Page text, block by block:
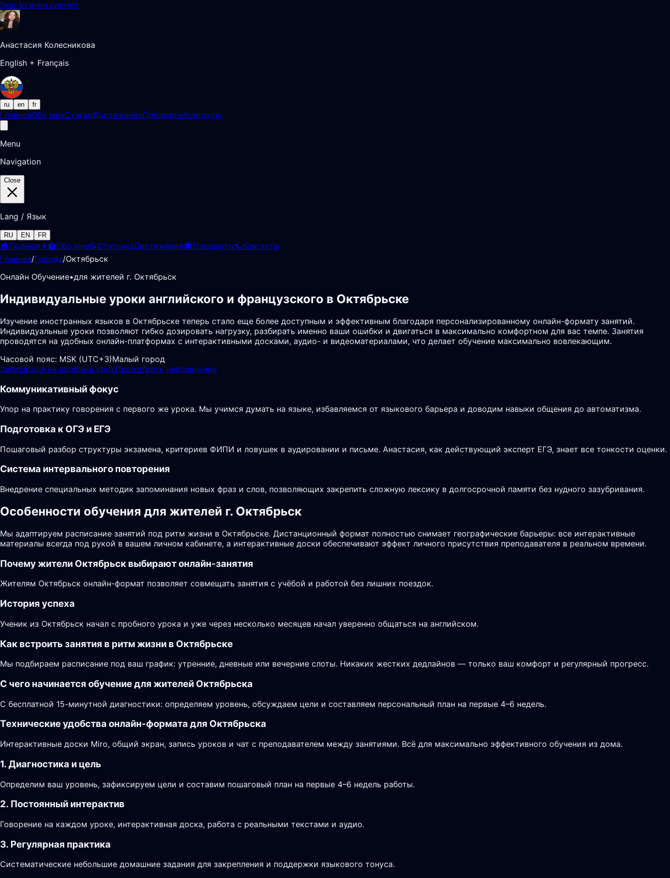
Skip to main content
Анастасия Колесникова
English + Français
ru en fr
ГлавнаяОбо мнеСтатьиДостиженияПредметыКонтакты
Menu
Navigation
Close
Lang / Язык
RU EN FR
🏠Главная 👩‍🏫Обо мне📝Статьи📜Достижения🎓Предметы📞Контакты
Главная/Города/Октябрьск
Онлайн Обучение•для жителей г. Октябрьск
Индивидуальные уроки английского и французского в Октябрьске
Изучение иностранных языков в Октябрьске теперь стало еще более доступным и эффективным благодаря персонализированному онлайн-формату занятий.
Индивидуальные уроки позволяют гибко дозировать нагрузку, разбирать именно ваши ошибки и двигаться в максимально комфортном для вас темпе. Занятия
проводятся на удобных онлайн-платформах с интерактивными досками, аудио- и видеоматериалами, что делает обучение максимально вовлекающим.
Часовой пояс: MSK (UTC+3)Малый город
Записаться на пробный урокПосмотреть направления
Коммуникативный фокус
Упор на практику говорения с первого же урока. Мы учимся думать на языке, избавляемся от языкового барьера и доводим навыки общения до автоматизма.
Подготовка к ОГЭ и ЕГЭ
Пошаговый разбор структуры экзамена, критериев ФИПИ и ловушек в аудировании и письме. Анастасия, как действующий эксперт ЕГЭ, знает все тонкости оценки.
Система интервального повторения
Внедрение специальных методик запоминания новых фраз и слов, позволяющих закрепить сложную лексику в долгосрочной памяти без нудного зазубривания.
Особенности обучения для жителей г. Октябрьск
Мы адаптируем расписание занятий под ритм жизни в Октябрьске. Дистанционный формат полностью снимает географические барьеры: все интерактивные
материалы всегда под рукой в вашем личном кабинете, а интерактивные доски обеспечивают эффект личного присутствия преподавателя в реальном времени.
Почему жители Октябрьск выбирают онлайн-занятия
Жителям Октябрьск онлайн-формат позволяет совмещать занятия с учёбой и работой без лишних поездок.
История успеха
Ученик из Октябрьск начал с пробного урока и уже через несколько месяцев начал уверенно общаться на английском.
Как встроить занятия в ритм жизни в Октябрьске
Мы подбираем расписание под ваш график: утренние, дневные или вечерние слоты. Никаких жестких дедлайнов — только ваш комфорт и регулярный прогресс.
С чего начинается обучение для жителей Октябрьска
С бесплатной 15-минутной диагностики: определяем уровень, обсуждаем цели и составляем персональный план на первые 4–6 недель.
Технические удобства онлайн-формата для Октябрьска
Интерактивные доски Miro, общий экран, запись уроков и чат с преподавателем между занятиями. Всё для максимально эффективного обучения из дома.
1. Диагностика и цель
Определим ваш уровень, зафиксируем цели и составим пошаговый план на первые 4–6 недель работы.
2. Постоянный интерактив
Говорение на каждом уроке, интерактивная доска, работа с реальными текстами и аудио.
3. Регулярная практика
Систематические небольшие домашние задания для закрепления и поддержки языкового тонуса.